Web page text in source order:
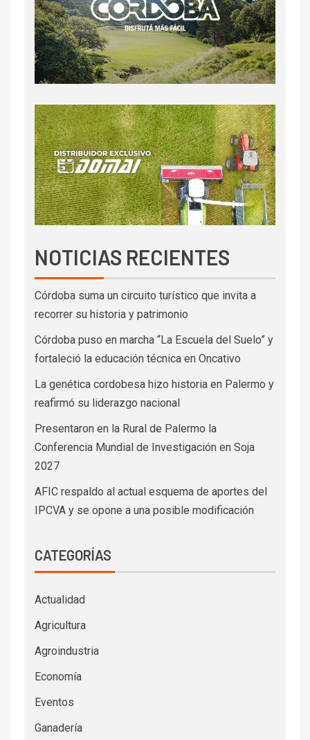
NOTICIAS RECIENTES
Córdoba suma un circuito turístico que invita a
recorrer su historia y patrimonio
Córdoba puso en marcha “La Escuela del Suelo” y
fortaleció la educación técnica en Oncativo
La genética cordobesa hizo historia en Palermo y
reafirmó su liderazgo nacional
Presentaron en la Rural de Palermo la
Conferencia Mundial de Investigación en Soja
2027
AFIC respaldo al actual esquema de aportes del
IPCVA y se opone a una posible modificación
CATEGORÍAS
Actualidad
Agricultura
Agroindustria
Economía
Eventos
Ganadería